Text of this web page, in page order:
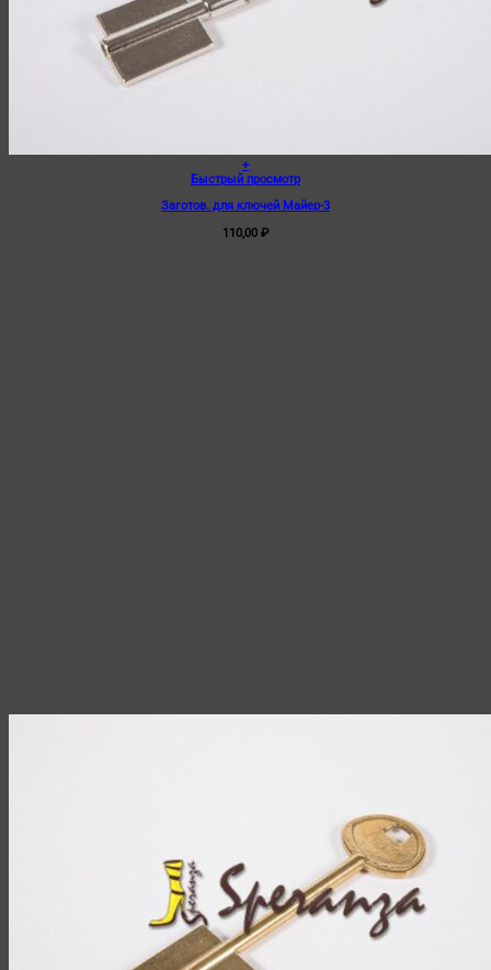
+
Быстрый просмотр
Заготов. для ключей Майер-3
110,00 ₽